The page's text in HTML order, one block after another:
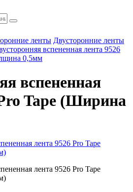
ленты Двусторонние ленты
вспененная лента 9526
0,5мм
вспененная
Tape (Ширина